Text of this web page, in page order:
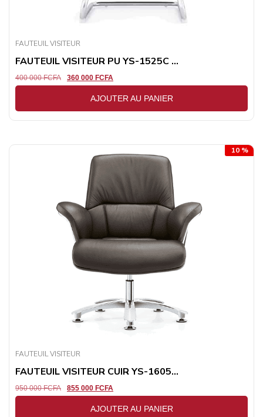
FAUTEUIL VISITEUR
FAUTEUIL VISITEUR PU YS-1525C ...
400 000FCFA 360 000 FCFA
AJOUTER AU PANIER
10 %
FAUTEUIL VISITEUR
FAUTEUIL VISITEUR CUIR YS-1605...
950 000FCFA 855 000 FCFA
AJOUTER AU PANIER